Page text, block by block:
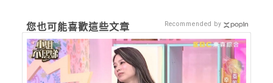
您也可能喜歡這些文章 Recommended by